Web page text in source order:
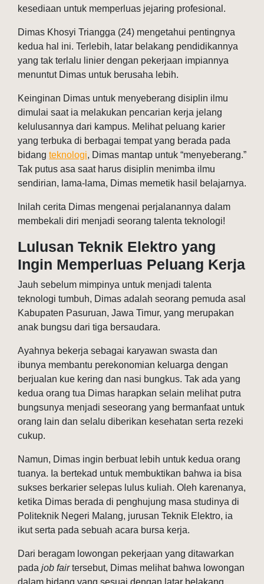
kesediaan untuk memperluas jejaring profesional.
Dimas Khosyi Triangga (24) mengetahui pentingnya
kedua hal ini. Terlebih, latar belakang pendidikannya
yang tak terlalu linier dengan pekerjaan impiannya
menuntut Dimas untuk berusaha lebih.
Keinginan Dimas untuk menyeberang disiplin ilmu
dimulai saat ia melakukan pencarian kerja jelang
kelulusannya dari kampus. Melihat peluang karier
yang terbuka di berbagai tempat yang berada pada
bidang teknologi, Dimas mantap untuk “menyeberang.”
Tak putus asa saat harus disiplin menimba ilmu
sendirian, lama-lama, Dimas memetik hasil belajarnya.
Inilah cerita Dimas mengenai perjalanannya dalam
membekali diri menjadi seorang talenta teknologi!
Lulusan Teknik Elektro yang
Ingin Memperluas Peluang Kerja
Jauh sebelum mimpinya untuk menjadi talenta
teknologi tumbuh, Dimas adalah seorang pemuda asal
Kabupaten Pasuruan, Jawa Timur, yang merupakan
anak bungsu dari tiga bersaudara.
Ayahnya bekerja sebagai karyawan swasta dan
ibunya membantu perekonomian keluarga dengan
berjualan kue kering dan nasi bungkus. Tak ada yang
kedua orang tua Dimas harapkan selain melihat putra
bungsunya menjadi seseorang yang bermanfaat untuk
orang lain dan selalu diberikan kesehatan serta rezeki
cukup.
Namun, Dimas ingin berbuat lebih untuk kedua orang
tuanya. Ia bertekad untuk membuktikan bahwa ia bisa
sukses berkarier selepas lulus kuliah. Oleh karenanya,
ketika Dimas berada di penghujung masa studinya di
Politeknik Negeri Malang, jurusan Teknik Elektro, ia
ikut serta pada sebuah acara bursa kerja.
Dari beragam lowongan pekerjaan yang ditawarkan
pada job fairtersebut, Dimas melihat bahwa lowongan
dalam bidang yang sesuai dengan latar belakang